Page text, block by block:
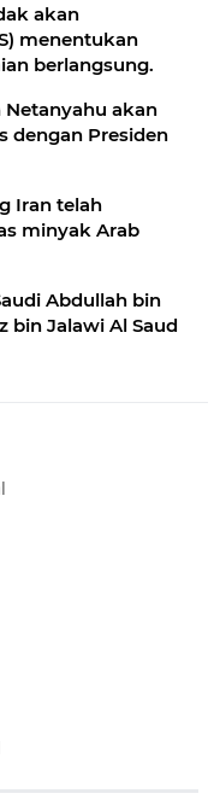
akan
menentukan
berlangsung.
Netanyahu akan
dengan Presiden
Iran telah
minyak Arab
Abdullah bin
bin Jalawi Al Saud